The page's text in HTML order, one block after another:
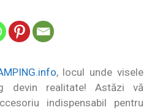
, locul unde visele
devin realitate! Astăzi vă
indispensabil pentru